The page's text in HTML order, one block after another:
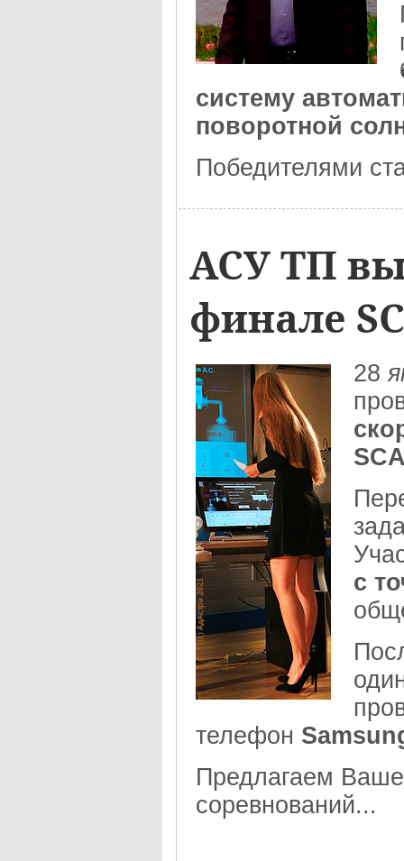
систему
поворотной
Победителями
АСУ ТП
финале
28
с
телефон
Предлагаем
соревнований...